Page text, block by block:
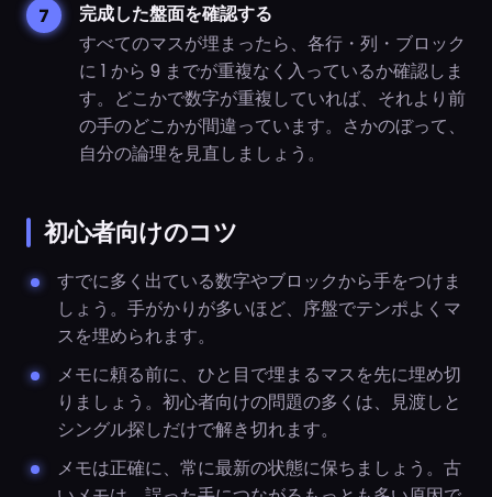
完成した盤面を確認する
すべてのマスが埋まったら、各行・列・ブロック
に 1 から 9 までが重複なく入っているか確認しま
す。どこかで数字が重複していれば、それより前
の手のどこかが間違っています。さかのぼって、
自分の論理を見直しましょう。
初心者向けのコツ
すでに多く出ている数字やブロックから手をつけま
しょう。手がかりが多いほど、序盤でテンポよくマ
スを埋められます。
メモに頼る前に、ひと目で埋まるマスを先に埋め切
りましょう。初心者向けの問題の多くは、見渡しと
シングル探しだけで解き切れます。
メモは正確に、常に最新の状態に保ちましょう。古